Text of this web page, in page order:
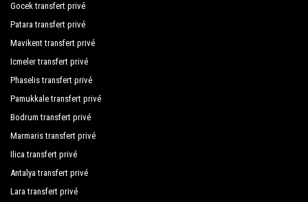
Maya World Hotel Belek
Nirvana Club
Hotel Anfora
Paloma Grida Resort Spa Hotel
Papillon Ayscha
Papillon Belvil
Papillon Zeugma Relaxury
Gocek transfert privé
Patara transfert privé
Mavikent transfert privé
Icmeler transfert privé
Phaselis transfert privé
Pamukkale transfert privé
Bodrum transfert privé
Marmaris transfert privé
Ilica transfert privé
Antalya transfert privé
Lara transfert privé